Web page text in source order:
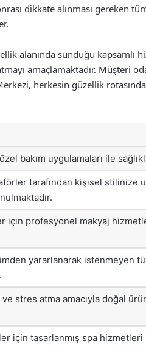
dikkate alınması gereken
alanında sunduğu kapsamlı
amaçlamaktadır. Müşteri
herkesin güzellik
bakım uygulamaları ile
tarafından kişisel stilinize
için profesyonel makyaj
yararlanarak istenmeyen
ve stres atma amacıyla doğal
için tasarlanmış spa